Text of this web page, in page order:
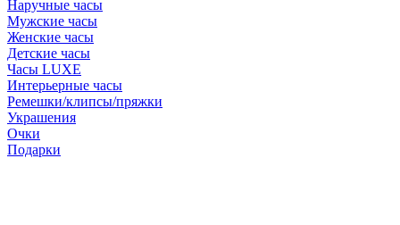
Наручные часы
Мужские часы
Женские часы
Детские часы
Часы LUXE
Интерьерные часы
Ремешки/клипсы/пряжки
Украшения
Очки
Подарки